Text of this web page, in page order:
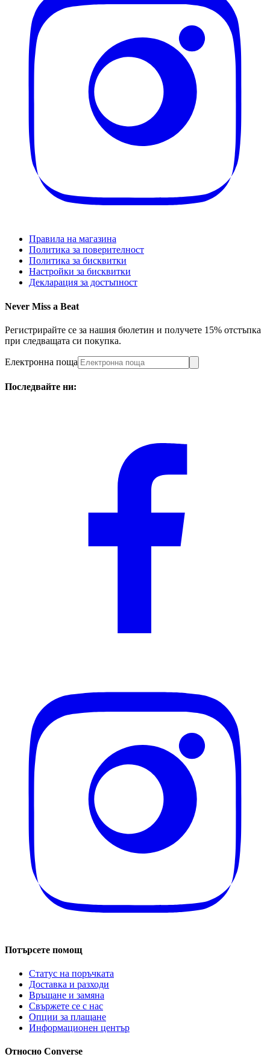
Правила на магазина
Политика за поверителност
Политика за бисквитки
Настройки за бисквитки
Декларация за достъпност
Never Miss a Beat
Регистрирайте се за нашия бюлетин и получете 15% отстъпка
при следващата си покупка.
Електронна поща
Последвайте ни:
Потърсете помощ
Статус на поръчката
Доставка и разходи
Връщане и замяна
Свържете се с нас
Опции за плащане
Информационен център
Относно Converse